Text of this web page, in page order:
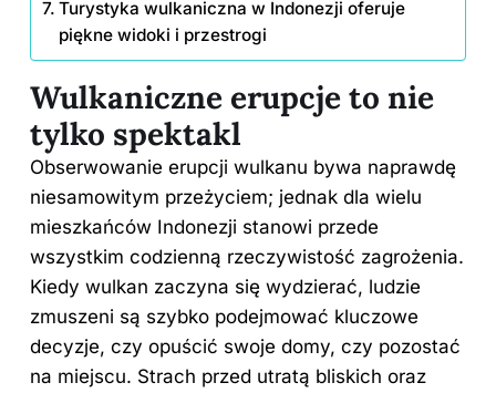
Turystyka wulkaniczna w Indonezji oferuje
piękne widoki i przestrogi
Wulkaniczne erupcje to nie
tylko spektakl
Obserwowanie erupcji wulkanu bywa naprawdę
niesamowitym przeżyciem; jednak dla wielu
mieszkańców Indonezji stanowi przede
wszystkim codzienną rzeczywistość zagrożenia.
Kiedy wulkan zaczyna się wydzierać, ludzie
zmuszeni są szybko podejmować kluczowe
decyzje, czy opuścić swoje domy, czy pozostać
na miejscu. Strach przed utratą bliskich oraz